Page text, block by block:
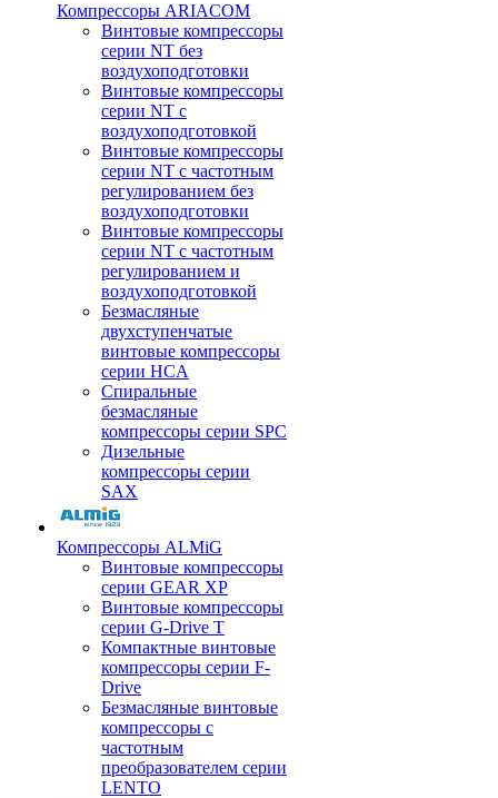
Компрессоры ARIACOM
Винтовые компрессоры
серии NT без
воздухоподготовки
Винтовые компрессоры
серии NT c
воздухоподготовкой
Винтовые компрессоры
серии NT с частотным
регулированием без
воздухоподготовки
Винтовые компрессоры
серии NT с частотным
регулированием и
воздухоподготовкой
Безмасляные
двухступенчатые
винтовые компрессоры
серии HCA
Спиральные
безмасляные
компрессоры серии SPC
Дизельные
компрессоры серии
SAX
Компрессоры ALMiG
Винтовые компрессоры
серии GEAR XP
Винтовые компрессоры
серии G-Drive T
Компактные винтовые
компрессоры серии F-
Drive
Безмасляные винтовые
компрессоры с
частотным
преобразователем серии
LENTO